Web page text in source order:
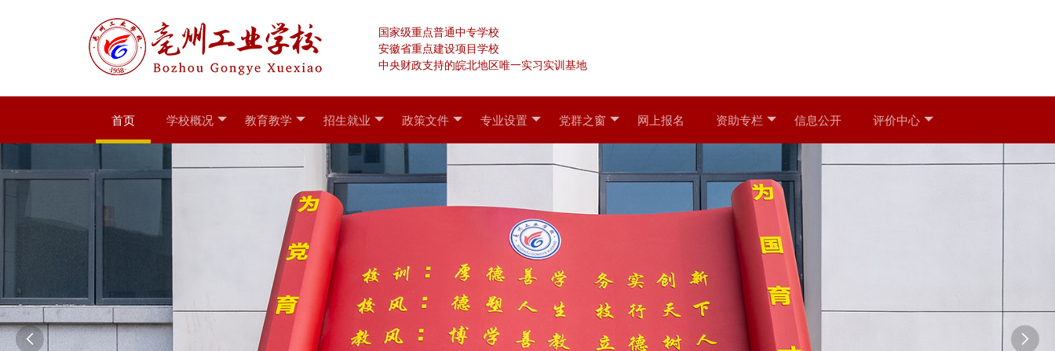
国家级重点普通中专学校
安徽省重点建设项目学校
中央财政支持的皖北地区唯一实习实训基地
首页 学校概况 教育教学 招生就业 政策文件 专业设置 党群之窗 网上报名 资助专栏 信息公开 评价中心
 